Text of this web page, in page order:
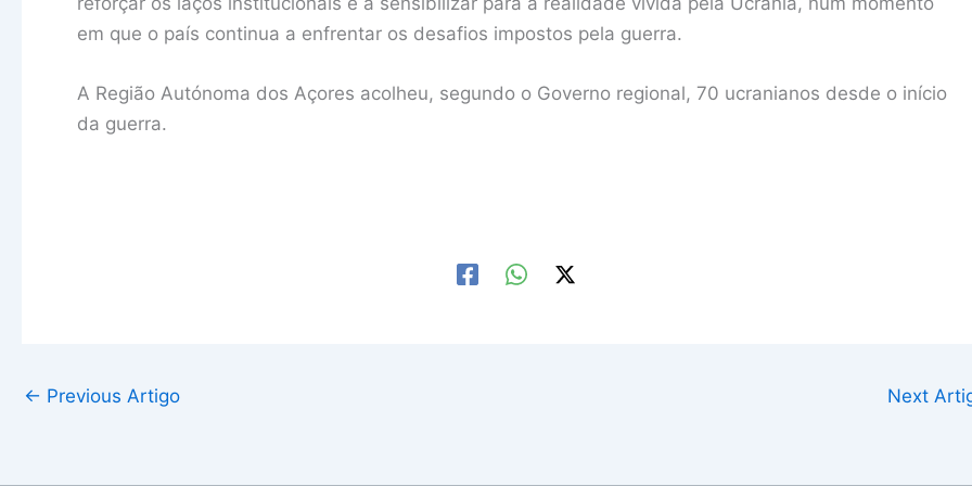
em que o país continua a enfrentar os desafios impostos pela guerra.
A Região Autónoma dos Açores acolheu, segundo o Governo regional, 70 ucranianos desde o início
da guerra.
← Previous Artigo Next